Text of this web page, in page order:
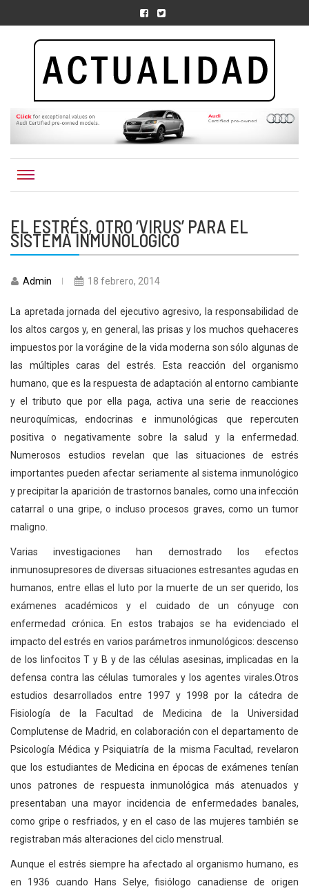
EL ESTRÉS, OTRO ‘VIRUS’ PARA EL
SISTEMA INMUNOLÓGICO
Admin 18 febrero, 2014
La apretada jornada del ejecutivo agresivo, la responsabilidad de
los altos cargos y, en general, las prisas y los muchos quehaceres
impuestos por la vorágine de la vida moderna son sólo algunas de
las múltiples caras del estrés. Esta reacción del organismo
humano, que es la respuesta de adaptación al entorno cambiante
y el tributo que por ella paga, activa una serie de reacciones
neuroquímicas, endocrinas e inmunológicas que repercuten
positiva o negativamente sobre la salud y la enfermedad.
Numerosos estudios revelan que las situaciones de estrés
importantes pueden afectar seriamente al sistema inmunológico
y precipitar la aparición de trastornos banales, como una infección
catarral o una gripe, o incluso procesos graves, como un tumor
maligno.
Varias investigaciones han demostrado los efectos
inmunosupresores de diversas situaciones estresantes agudas en
humanos, entre ellas el luto por la muerte de un ser querido, los
exámenes académicos y el cuidado de un cónyuge con
enfermedad crónica. En estos trabajos se ha evidenciado el
impacto del estrés en varios parámetros inmunológicos: descenso
de los linfocitos T y B y de las células asesinas, implicadas en la
defensa contra las células tumorales y los agentes virales.Otros
estudios desarrollados entre 1997 y 1998 por la cátedra de
Fisiología de la Facultad de Medicina de la Universidad
Complutense de Madrid, en colaboración con el departamento de
Psicología Médica y Psiquiatría de la misma Facultad, revelaron
que los estudiantes de Medicina en épocas de exámenes tenían
unos patrones de respuesta inmunológica más atenuados y
presentaban una mayor incidencia de enfermedades banales,
como gripe o resfriados, y en el caso de las mujeres también se
registraban más alteraciones del ciclo menstrual.
Aunque el estrés siempre ha afectado al organismo humano, es
en 1936 cuando Hans Selye, fisiólogo canadiense de origen